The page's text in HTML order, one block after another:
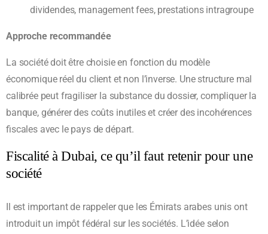
dividendes, management fees, prestations intragroupe
Approche recommandée
La société doit être choisie en fonction du modèle
économique réel du client et non l’inverse. Une structure mal
calibrée peut fragiliser la substance du dossier, compliquer la
banque, générer des coûts inutiles et créer des incohérences
fiscales avec le pays de départ.
Fiscalité à Dubai, ce qu’il faut retenir pour une
société
Il est important de rappeler que les Émirats arabes unis ont
introduit un impôt fédéral sur les sociétés. L’idée selon